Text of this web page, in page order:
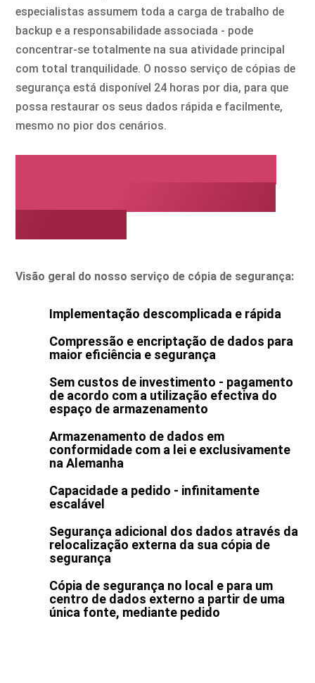
especialistas assumem toda a carga de trabalho de
backup e a responsabilidade associada - pode
concentrar-se totalmente na sua atividade principal
com total tranquilidade. O nosso serviço de cópias de
segurança está disponível 24 horas por dia, para que
possa restaurar os seus dados rápida e facilmente,
mesmo no pior dos cenários.
Visão geral do nosso serviço de cópia de segurança:
Implementação descomplicada e rápida
Compressão e encriptação de dados para
maior eficiência e segurança
Sem custos de investimento - pagamento
de acordo com a utilização efectiva do
espaço de armazenamento
Armazenamento de dados em
conformidade com a lei e exclusivamente
na Alemanha
Capacidade a pedido - infinitamente
escalável
Segurança adicional dos dados através da
relocalização externa da sua cópia de
segurança
Cópia de segurança no local e para um
centro de dados externo a partir de uma
única fonte, mediante pedido